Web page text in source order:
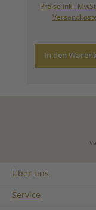
Preise inkl.
In den
Über uns
Service